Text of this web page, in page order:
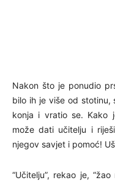
Nakon što je ponudio
bilo ih je više od stotinu,
konja i vratio se. Kako
može dati učitelju i
njegov savjet i pomoć!
“Učitelju”, rekao je,